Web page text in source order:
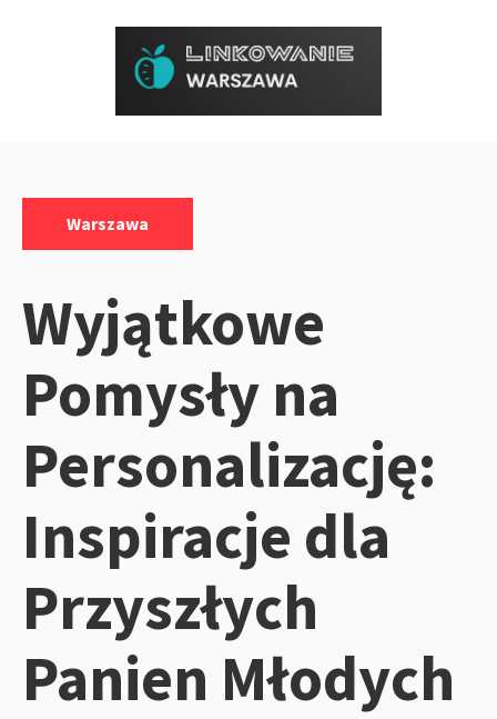
Warszawa
Wyjątkowe
Pomysły na
Personalizację:
Inspiracje dla
Przyszłych
Panien Młodych